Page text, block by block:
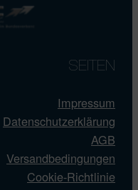
SEITEN
Impressum
Datenschutzerklärung
AGB
Versandbedingungen
Cookie-Richtlinie